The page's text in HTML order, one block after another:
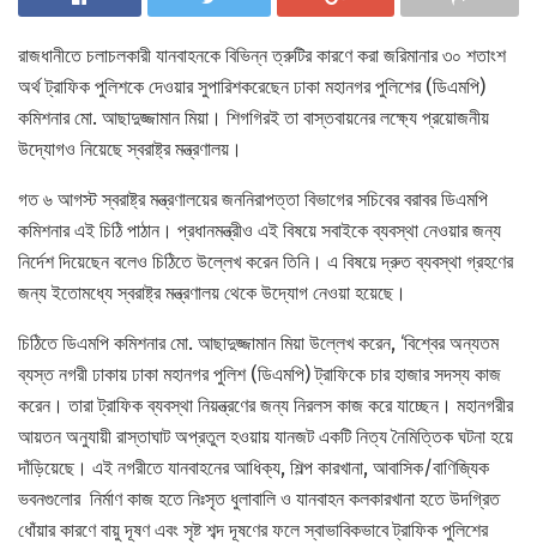
রাজধানীতে চলাচলকারী যানবাহনকে বিভিন্ন ত্রুটির কারণে করা জরিমানার ৩০ শতাংশ
অর্থ ট্রাফিক পুলিশকে দেওয়ার সুপারিশকরেছেন ঢাকা মহানগর পুলিশের (ডিএমপি)
কমিশনার মো. আছাদুজ্জামান মিয়া। শিগগিরই তা বাস্তবায়নের লক্ষ্যে প্রয়োজনীয়
উদ্যোগও নিয়েছে স্বরাষ্ট্র মন্ত্রণালয়।
গত ৬ আগস্ট স্বরাষ্ট্র মন্ত্রণালয়ের জননিরাপত্তা বিভাগের সচিবের বরাবর ডিএমপি
কমিশনার এই চিঠি পাঠান। প্রধানমন্ত্রীও এই বিষয়ে সবাইকে ব্যবস্থা নেওয়ার জন্য
নির্দেশ দিয়েছেন বলেও চিঠিতে উল্লেখ করেন তিনি। এ বিষয়ে দ্রুত ব্যবস্থা গ্রহণের
জন্য ইতোমধ্যে স্বরাষ্ট্র মন্ত্রণালয় থেকে উদ্যোগ নেওয়া হয়েছে।
চিঠিতে ডিএমপি কমিশনার মো. আছাদুজ্জামান মিয়া উল্লেখ করেন, ‘বিশ্বের অন্যতম
ব্যস্ত নগরী ঢাকায় ঢাকা মহানগর পুলিশ (ডিএমপি) ট্রাফিকে চার হাজার সদস্য কাজ
করেন। তারা ট্রাফিক ব্যবস্থা নিয়ন্ত্রণের জন্য নিরলস কাজ করে যাচ্ছেন। মহানগরীর
আয়তন অনুযায়ী রাস্তাঘাট অপ্রতুল হওয়ায় যানজট একটি নিত্য নৈমিত্তিক ঘটনা হয়ে
দাঁড়িয়েছে। এই নগরীতে যানবাহনের আধিক্য, শিল্প কারখানা, আবাসিক/বাণিজ্যিক
ভবনগুলোর নির্মাণ কাজ হতে নিঃসৃত ধুলাবালি ও যানবাহন কলকারখানা হতে উদগ্রিত
ধোঁয়ার কারণে বায়ু দূষণ এবং সৃষ্ট শব্দ দূষণের ফলে স্বাভাবিকভাবে ট্রাফিক পুলিশের